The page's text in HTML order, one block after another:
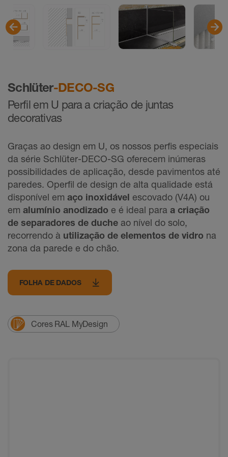
Schlüter-DECO-SG
Perfil em U para a criação de juntas
decorativas
Graças ao design em U, os nossos perfis especiais
da série Schlüter-DECO-SG oferecem inúmeras
possibilidades de aplicação, desde pavimentos até
paredes. Operfil de design de alta qualidade está
disponível em aço inoxidável escovado (V4A) ou
em alumínio anodizado e é ideal para a criação
de separadores de duche ao nível do solo,
recorrendo à utilização de elementos de vidro na
zona da parede e do chão.
FOLHA DE DADOS
Cores RAL MyDesign